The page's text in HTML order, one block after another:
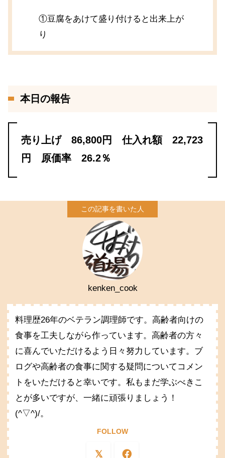
①豆腐をあけて盛り付けると出来上が
り
本日の報告
売り上げ 86,800円 仕入れ額 22,723
円 原価率 26.2％
kenken_cook
料理歴26年のベテラン調理師です。高齢者向けの
食事を工夫しながら作っています。高齢者の方々
に喜んでいただけるよう日々努力しています。ブ
ログや高齢者の食事に関する疑問についてコメン
トをいただけると幸いです。私もまだ学ぶべきこ
とが多いですが、一緒に頑張りましょう！
(^▽^)/。
FOLLOW